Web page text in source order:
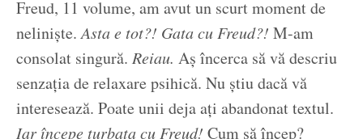
Freud, 11 volume, am avut un scurt moment de
neliniște.Asta e tot?! Gata cu Freud?! M-am
consolat singură. Reiau. Aș încerca să vă descriu
senzația de relaxare psihică. Nu știu dacă vă
interesează. Poate unii deja ați abandonat textul.
Iar începe turbata cu Freud! Cum să încep?